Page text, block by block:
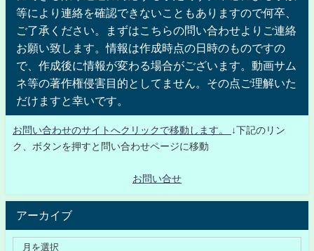
等により連絡を確認できないこともありますので何卒、
ご了承ください。まずはこちらの問い合わせよりご連絡
お願い致します。情報は作成時点の日時のものですの
で、作成後に情報が変わる場合がございます。動画サム
ネ等の著作権侵害目的としてません。その点ご理解いた
だけますと幸いです。
お問い合わせのサイトへクリックで移動します。
↓下記のリン
ク、ボタンを押すと問い合わせページに移動
お問い合せ
アーカイブ